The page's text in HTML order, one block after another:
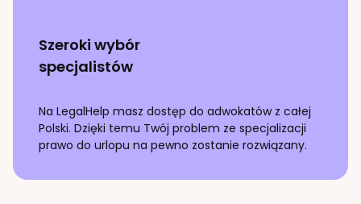
Szeroki wybór
specjalistów
Na LegalHelp masz dostęp do adwokatów z całej
Polski. Dzięki temu Twój problem ze specjalizacji
prawo do urlopu na pewno zostanie rozwiązany.